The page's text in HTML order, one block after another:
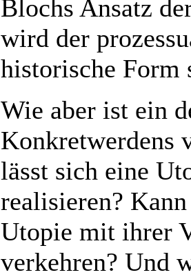
Blochs Ansatz
wird der
historische Form
Wie aber ist ein
Konkretwerdens
lässt sich eine
realisieren?
Utopie mit ihrer
verkehren? Und